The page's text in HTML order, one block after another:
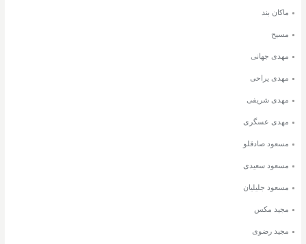
ماکان بند
مسیح
مهدی جهانی
مهدی یراحی
مهدی شریفی
مهدی عسگری
مسعود صادقلو
مسعود سعیدی
مسعود جلیلیان
مجید مکس
مجید رضوی